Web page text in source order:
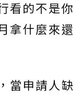
看的不是你
拿什麼來還
當申請人缺